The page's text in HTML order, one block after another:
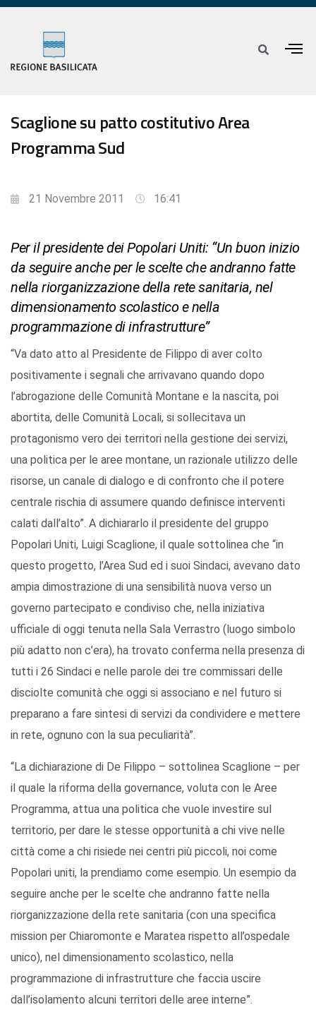
Scaglione su patto costitutivo Area
Programma Sud
21 Novembre 2011 16:41
Per il presidente dei Popolari Uniti: “Un buon inizio
da seguire anche per le scelte che andranno fatte
nella riorganizzazione della rete sanitaria, nel
dimensionamento scolastico e nella
programmazione di infrastrutture”
“Va dato atto al Presidente de Filippo di aver colto
positivamente i segnali che arrivavano quando dopo
l’abrogazione delle Comunità Montane e la nascita, poi
abortita, delle Comunità Locali, si sollecitava un
protagonismo vero dei territori nella gestione dei servizi,
una politica per le aree montane, un razionale utilizzo delle
risorse, un canale di dialogo e di confronto che il potere
centrale rischia di assumere quando definisce interventi
calati dall’alto”. A dichiararlo il presidente del gruppo
Popolari Uniti, Luigi Scaglione, il quale sottolinea che “in
questo progetto, l’Area Sud ed i suoi Sindaci, avevano dato
ampia dimostrazione di una sensibilità nuova verso un
governo partecipato e condiviso che, nella iniziativa
ufficiale di oggi tenuta nella Sala Verrastro (luogo simbolo
più adatto non c’era), ha trovato conferma nella presenza di
tutti i 26 Sindaci e nelle parole dei tre commissari delle
disciolte comunità che oggi si associano e nel futuro si
preparano a fare sintesi di servizi da condividere e mettere
in rete, ognuno con la sua peculiarità”.
“La dichiarazione di De Filippo – sottolinea Scaglione – per
il quale la riforma della governance, voluta con le Aree
Programma, attua una politica che vuole investire sul
territorio, per dare le stesse opportunità a chi vive nelle
città come a chi risiede nei centri più piccoli, noi come
Popolari uniti, la prendiamo come esempio. Un esempio da
seguire anche per le scelte che andranno fatte nella
riorganizzazione della rete sanitaria (con una specifica
mission per Chiaromonte e Maratea rispetto all’ospedale
unico), nel dimensionamento scolastico, nella
programmazione di infrastrutture che faccia uscire
dall’isolamento alcuni territori delle aree interne”.